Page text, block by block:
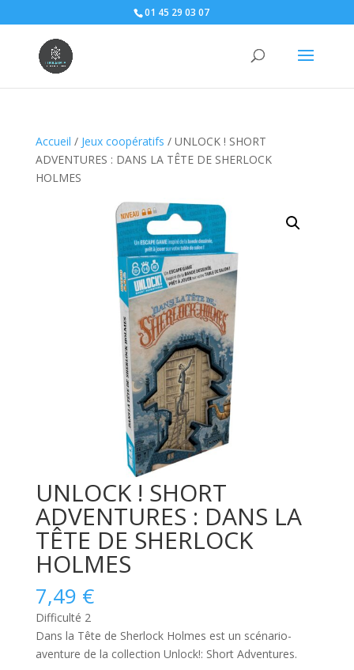
01 45 29 03 07
Accueil / Jeux coopératifs / UNLOCK ! SHORT
ADVENTURES : DANS LA TÊTE DE SHERLOCK
HOLMES
UNLOCK ! SHORT
ADVENTURES : DANS LA
TÊTE DE SHERLOCK
HOLMES
7,49 €
Difficulté 2
Dans la Tête de Sherlock Holmes est un scénario-
aventure de la collection Unlock!: Short Adventures.